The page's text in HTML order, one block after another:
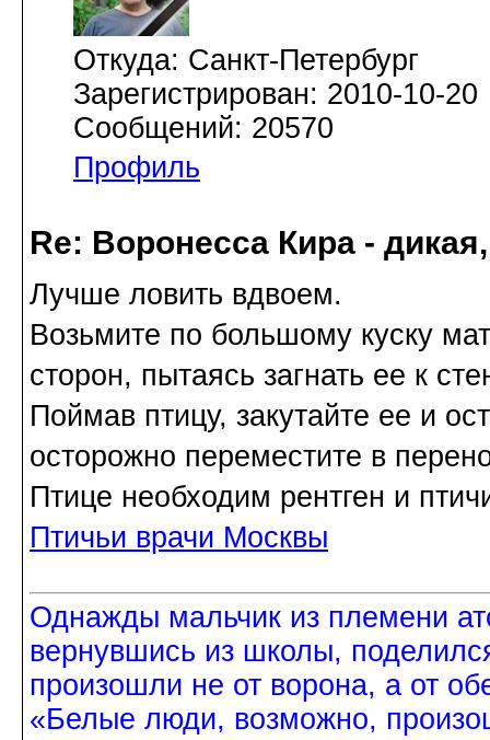
Откуда: Санкт-Петербург
Зарегистрирован: 2010-10-20
Сообщений: 20570
Профиль
Re: Воронесса Кира -
Лучше ловить вдвоем.
Возьмите по большому куску
сторон, пытаясь загнать ее к
Поймав птицу, закутайте ее и
осторожно переместите в
Птице необходим рентген и
Птичьи врачи Москвы
Однажды мальчик из племени
вернувшись из школы,
произошли не от ворона, а от
«Белые люди, возможно,